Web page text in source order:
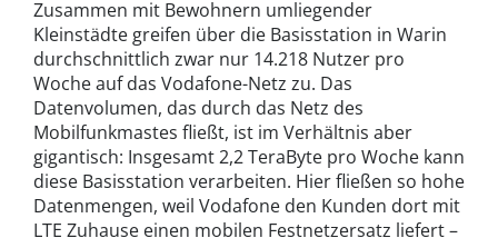
Zusammen mit Bewohnern umliegender
Kleinstädte greifen über die Basisstation in Warin
durchschnittlich zwar nur 14.218 Nutzer pro
Woche auf das Vodafone-Netz zu. Das
Datenvolumen, das durch das Netz des
Mobilfunkmastes fließt, ist im Verhältnis aber
gigantisch: Insgesamt 2,2 TeraByte pro Woche kann
diese Basisstation verarbeiten. Hier fließen so hohe
Datenmengen, weil Vodafone den Kunden dort mit
LTE Zuhause einen mobilen Festnetzersatz liefert –